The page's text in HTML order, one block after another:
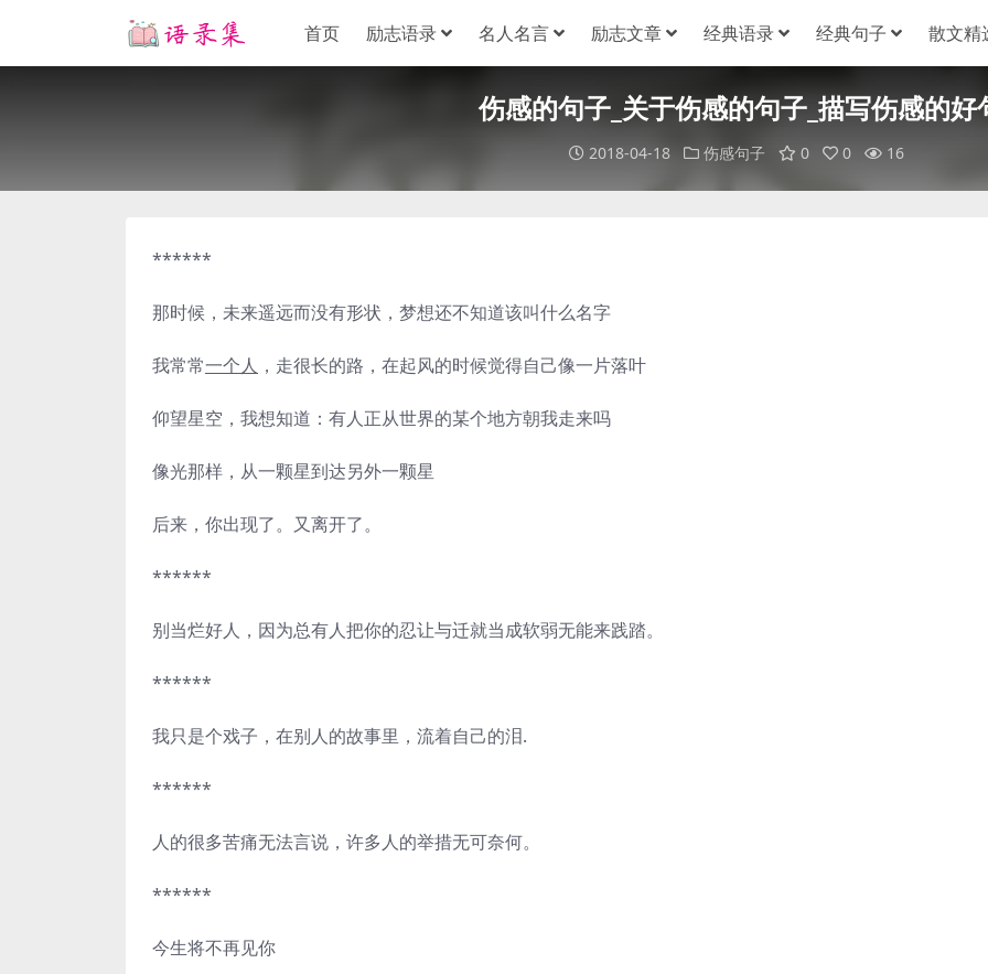
首页 励志语录 名人名言 励志文章 经典语录 经典句子 散文精
伤感的句子_关于伤感的句子_描写伤感的好
2018-04-18 伤感句子 0 0 16
******
那时候，未来遥远而没有形状，梦想还不知道该叫什么名字
我常常一个人 ，走很长的路，在起风的时候觉得自己像一片落叶
仰望星空，我想知道：有人正从世界的某个地方朝我走来吗
像光那样，从一颗星到达另外一颗星
后来，你出现了。又离开了。
******
别当烂好人，因为总有人把你的忍让与迁就当成软弱无能来践踏。
******
我只是个戏子，在别人的故事里，流着自己的泪.
******
人的很多苦痛无法言说，许多人的举措无可奈何。
******
今生将不再见你